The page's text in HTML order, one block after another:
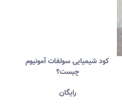
کود شیمیایی سولفات آمونیوم
چیست؟
رایگان